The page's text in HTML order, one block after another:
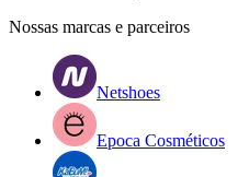
Nossas marcas e parceiros
Netshoes
Epoca Cosméticos